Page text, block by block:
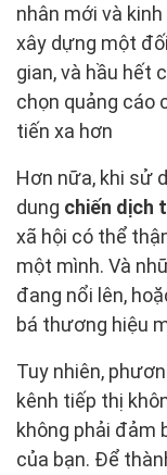
nhân mới và
xây dựng một
gian, và hầu hết
chọn quảng cáo
tiến xa hơn
Hơn nữa, khi sử
dung chiến dịch
xã hội có thể
một mình. Và
đang nổi lên,
bá thương hiệu
Tuy nhiên,
kênh tiếp thị
không phải đảm
của bạn. Để